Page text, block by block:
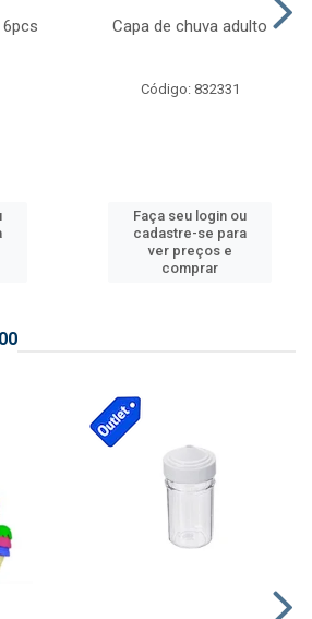
Capa de chuva adulto
Código: 832331
Faça seu login ou
cadastre-se para
ver preços e
comprar